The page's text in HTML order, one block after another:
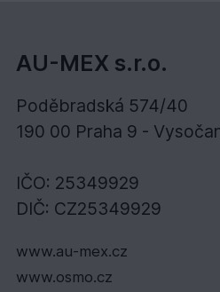
AU-MEX s.r.o.
Poděbradská 574/40
190 00 Praha 9 -
IČO: 25349929
DIČ: CZ25349929
www.au-mex.cz
www.osmo.cz